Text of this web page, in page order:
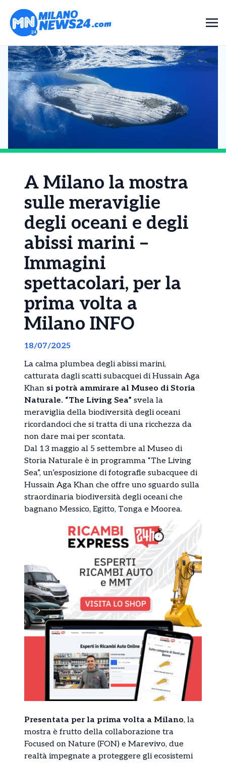
A Milano la mostra
sulle meraviglie
degli oceani e degli
abissi marini –
Immagini
spettacolari, per la
prima volta a
Milano INFO
18/07/2025
La calma plumbea degli abissi marini,
catturata dagli scatti subacquei di Hussain Aga
Khan si potrà ammirare al Museo di Storia
Naturale. “The Living Sea” svela la
meraviglia della biodiversità degli oceani
ricordandoci che si tratta di una ricchezza da
non dare mai per scontata.
Dal 13 maggio al 5 settembre al Museo di
Storia Naturale è in programma “The Living
Sea”, un’esposizione di fotografie subacquee di
Hussain Aga Khan che offre uno sguardo sulla
straordinaria biodiversità degli oceani che
bagnano Messico, Egitto, Tonga e Moorea.
Presentata per la prima volta a Milano, la
mostra è frutto della collaborazione tra
Focused on Nature (FON) e Marevivo, due
realtà impegnate a proteggere gli ecosistemi